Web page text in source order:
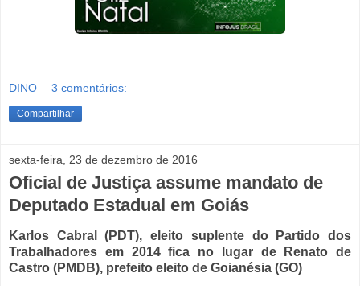
DINO 3 comentários:
Compartilhar
sexta-feira, 23 de dezembro de 2016
Oficial de Justiça assume mandato de
Deputado Estadual em Goiás
Karlos Cabral (PDT), eleito suplente do Partido dos
Trabalhadores em 2014 fica no lugar de Renato de
Castro (PMDB), prefeito eleito de Goianésia (GO)